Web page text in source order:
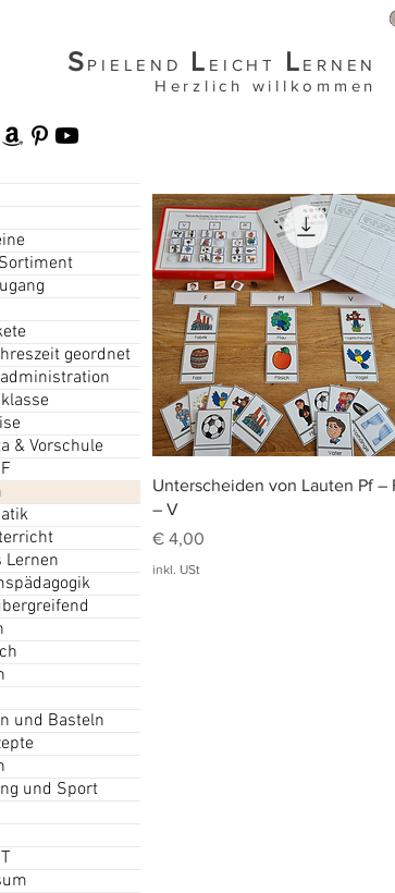
S PIELEND L EICHT L ERNEN
Herzlich willkommen
Schnellansicht
Unterscheiden von Lauten Pf –
– V
Preis
€ 4,00
inkl. USt
geordnet
& Vorschule
Lernen
und Basteln
und Sport